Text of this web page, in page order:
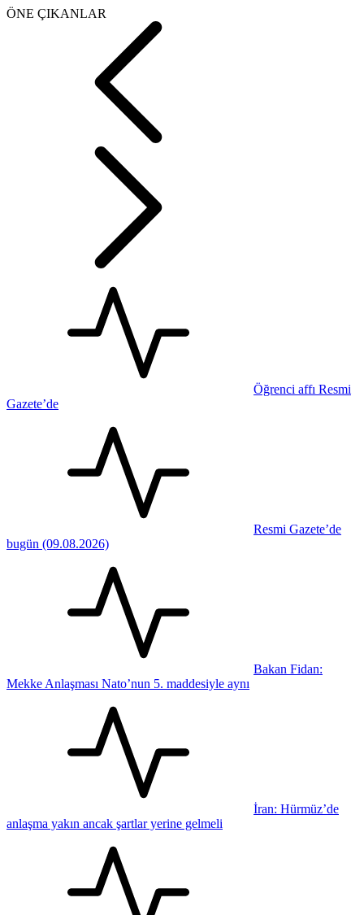
ÖNE ÇIKANLAR
Öğrenci affı Resmi
Gazete’de
Resmi Gazete’de
bugün (09.08.2026)
Bakan Fidan:
Mekke Anlaşması Nato’nun 5. maddesiyle aynı
İran: Hürmüz’de
anlaşma yakın ancak şartlar yerine gelmeli